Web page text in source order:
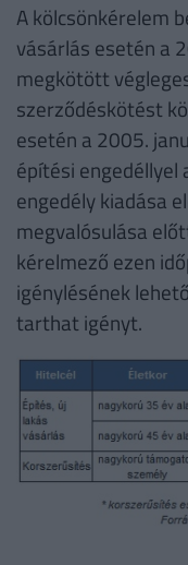
A kölcsönkérelem
vásárlás esetén a
megkötött
szerződéskötést
esetén a 2005.
építési engedéllyel
engedély kiadása
megvalósulása
kérelmező ezen
igénylésének
tarthat igényt.